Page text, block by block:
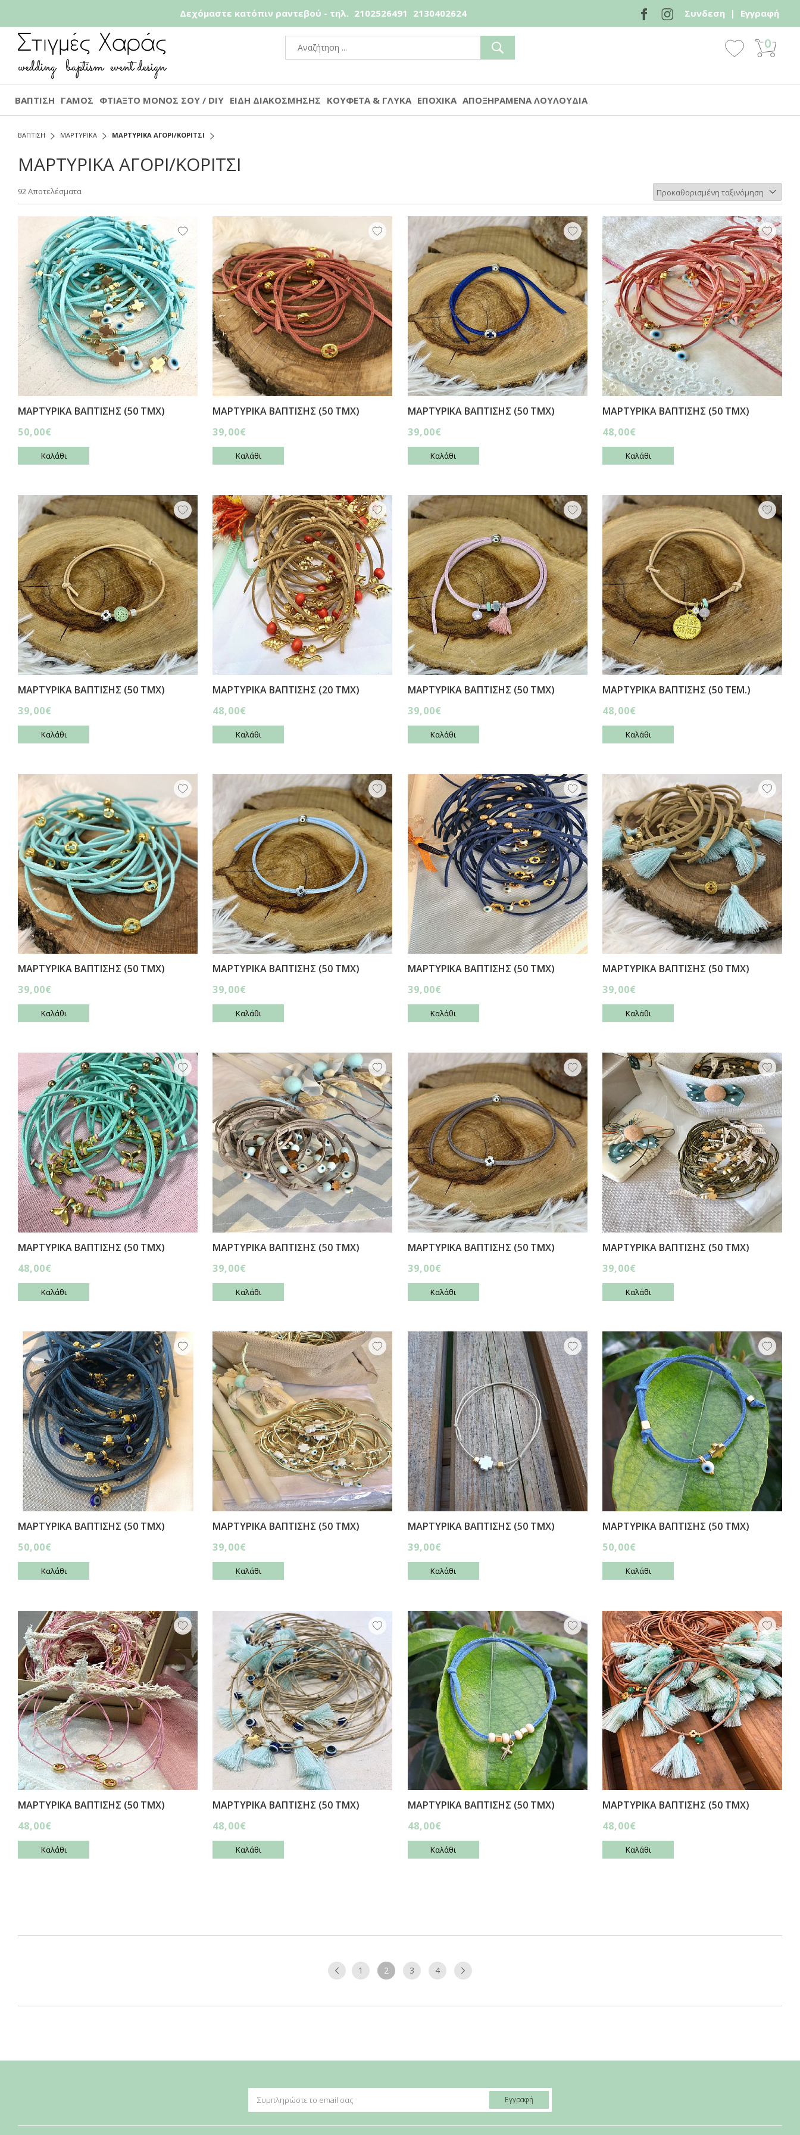
Συνδεση | Εγγραφή
Δεχόμαστε κατόπιν ραντεβού - τηλ. 2102526491 2130402624
0
ΒΑΠΤΙΣΗ ΓΑΜΟΣ ΦΤΙΑΞΤΟ ΜΟΝΟΣ ΣΟΥ / DIY ΕΙΔΗ ΔΙΑΚΟΣΜΗΣΗΣ ΚΟΥΦΕΤΑ & ΓΛΥΚΑ ΕΠΟΧΙΚΑ ΑΠΟΞΗΡΑΜΕΝΑ ΛΟΥΛΟΥΔΙΑ
ΒΑΠΤΙΣΗ ΜΑΡΤΥΡΙΚΑ ΜΑΡΤΥΡΙΚΑ ΑΓΟΡΙ/ΚΟΡΙΤΣΙ
ΜΑΡΤΥΡΙΚΑ ΑΓΟΡΙ/ΚΟΡΙΤΣΙ
92 Αποτελέσματα
ΜΑΡΤΥΡΙΚΑ ΒΑΠΤΙΣΗΣ (50 ΤΜΧ)
50,00€
Καλάθι
ΜΑΡΤΥΡΙΚΑ ΒΑΠΤΙΣΗΣ (50 ΤΜΧ)
39,00€
Καλάθι
ΜΑΡΤΥΡΙΚΑ ΒΑΠΤΙΣΗΣ (50 ΤΜΧ)
39,00€
Καλάθι
ΜΑΡΤΥΡΙΚΑ ΒΑΠΤΙΣΗΣ (50 ΤΜΧ)
48,00€
Καλάθι
ΜΑΡΤΥΡΙΚΑ ΒΑΠΤΙΣΗΣ (50 ΤΜΧ)
39,00€
Καλάθι
ΜΑΡΤΥΡΙΚΑ ΒΑΠΤΙΣΗΣ (20 ΤΜΧ)
48,00€
Καλάθι
ΜΑΡΤΥΡΙΚΑ ΒΑΠΤΙΣΗΣ (50 ΤΜΧ)
39,00€
Καλάθι
ΜΑΡΤΥΡΙΚΑ ΒΑΠΤΙΣΗΣ (50 ΤΕΜ.)
48,00€
Καλάθι
ΜΑΡΤΥΡΙΚΑ ΒΑΠΤΙΣΗΣ (50 ΤΜΧ)
39,00€
Καλάθι
ΜΑΡΤΥΡΙΚΑ ΒΑΠΤΙΣΗΣ (50 ΤΜΧ)
39,00€
Καλάθι
ΜΑΡΤΥΡΙΚΑ ΒΑΠΤΙΣΗΣ (50 ΤΜΧ)
39,00€
Καλάθι
ΜΑΡΤΥΡΙΚΑ ΒΑΠΤΙΣΗΣ (50 ΤΜΧ)
39,00€
Καλάθι
ΜΑΡΤΥΡΙΚΑ ΒΑΠΤΙΣΗΣ (50 ΤΜΧ)
48,00€
Καλάθι
ΜΑΡΤΥΡΙΚΑ ΒΑΠΤΙΣΗΣ (50 ΤΜΧ)
39,00€
Καλάθι
ΜΑΡΤΥΡΙΚΑ ΒΑΠΤΙΣΗΣ (50 ΤΜΧ)
39,00€
Καλάθι
ΜΑΡΤΥΡΙΚΑ ΒΑΠΤΙΣΗΣ (50 ΤΜΧ)
39,00€
Καλάθι
ΜΑΡΤΥΡΙΚΑ ΒΑΠΤΙΣΗΣ (50 ΤΜΧ)
50,00€
Καλάθι
ΜΑΡΤΥΡΙΚΑ ΒΑΠΤΙΣΗΣ (50 ΤΜΧ)
39,00€
Καλάθι
ΜΑΡΤΥΡΙΚΑ ΒΑΠΤΙΣΗΣ (50 ΤΜΧ)
39,00€
Καλάθι
ΜΑΡΤΥΡΙΚΑ ΒΑΠΤΙΣΗΣ (50 ΤΜΧ)
50,00€
Καλάθι
ΜΑΡΤΥΡΙΚΑ ΒΑΠΤΙΣΗΣ (50 ΤΜΧ)
48,00€
Καλάθι
ΜΑΡΤΥΡΙΚΑ ΒΑΠΤΙΣΗΣ (50 ΤΜΧ)
48,00€
Καλάθι
ΜΑΡΤΥΡΙΚΑ ΒΑΠΤΙΣΗΣ (50 ΤΜΧ)
48,00€
Καλάθι
ΜΑΡΤΥΡΙΚΑ ΒΑΠΤΙΣΗΣ (50 ΤΜΧ)
48,00€
Καλάθι
1 2 3 4